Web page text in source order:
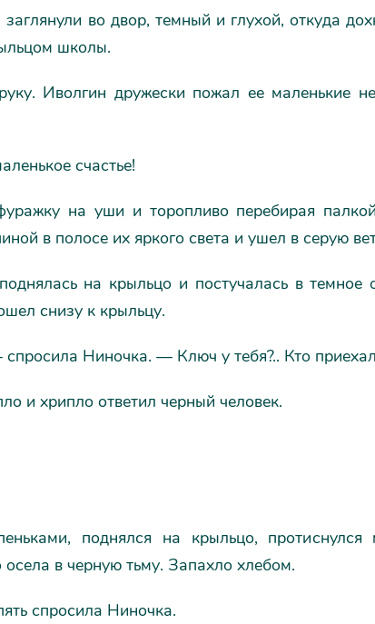
во двор, темный и глухой, откуда
школы.
Иволгин дружески пожал ее маленькие
счастье!
на уши и торопливо перебирая
в полосе их яркого света и ушел в серую
на крыльцо и постучалась в
снизу к крыльцу.
Ниночка. — Ключ у тебя?.. Кто
и хрипло ответил черный человек.
поднялся на крыльцо,
осела в черную тьму. Запахло хлебом.
спросила Ниночка.